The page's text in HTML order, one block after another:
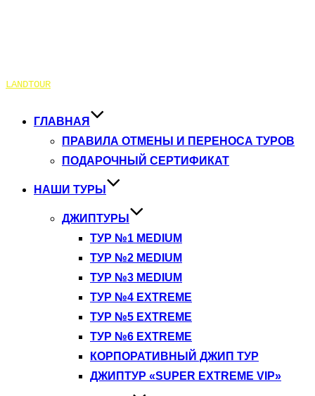
Перейти
содержимому
LANDTOUR
ГЛАВНАЯ
ПРАВИЛА ОТМЕНЫ И ПЕРЕНОСА ТУРОВ
ПОДАРОЧНЫЙ СЕРТИФИКАТ
НАШИ ТУРЫ
ДЖИПТУРЫ
ТУР №1 MEDIUM
ТУР №2 MEDIUM
ТУР №3 MEDIUM
ТУР №4 EXTREME
ТУР №5 EXTREME
ТУР №6 EXTREME
КОРПОРАТИВНЫЙ ДЖИП ТУР
ДЖИПТУР «SUPER EXTREME VIP»